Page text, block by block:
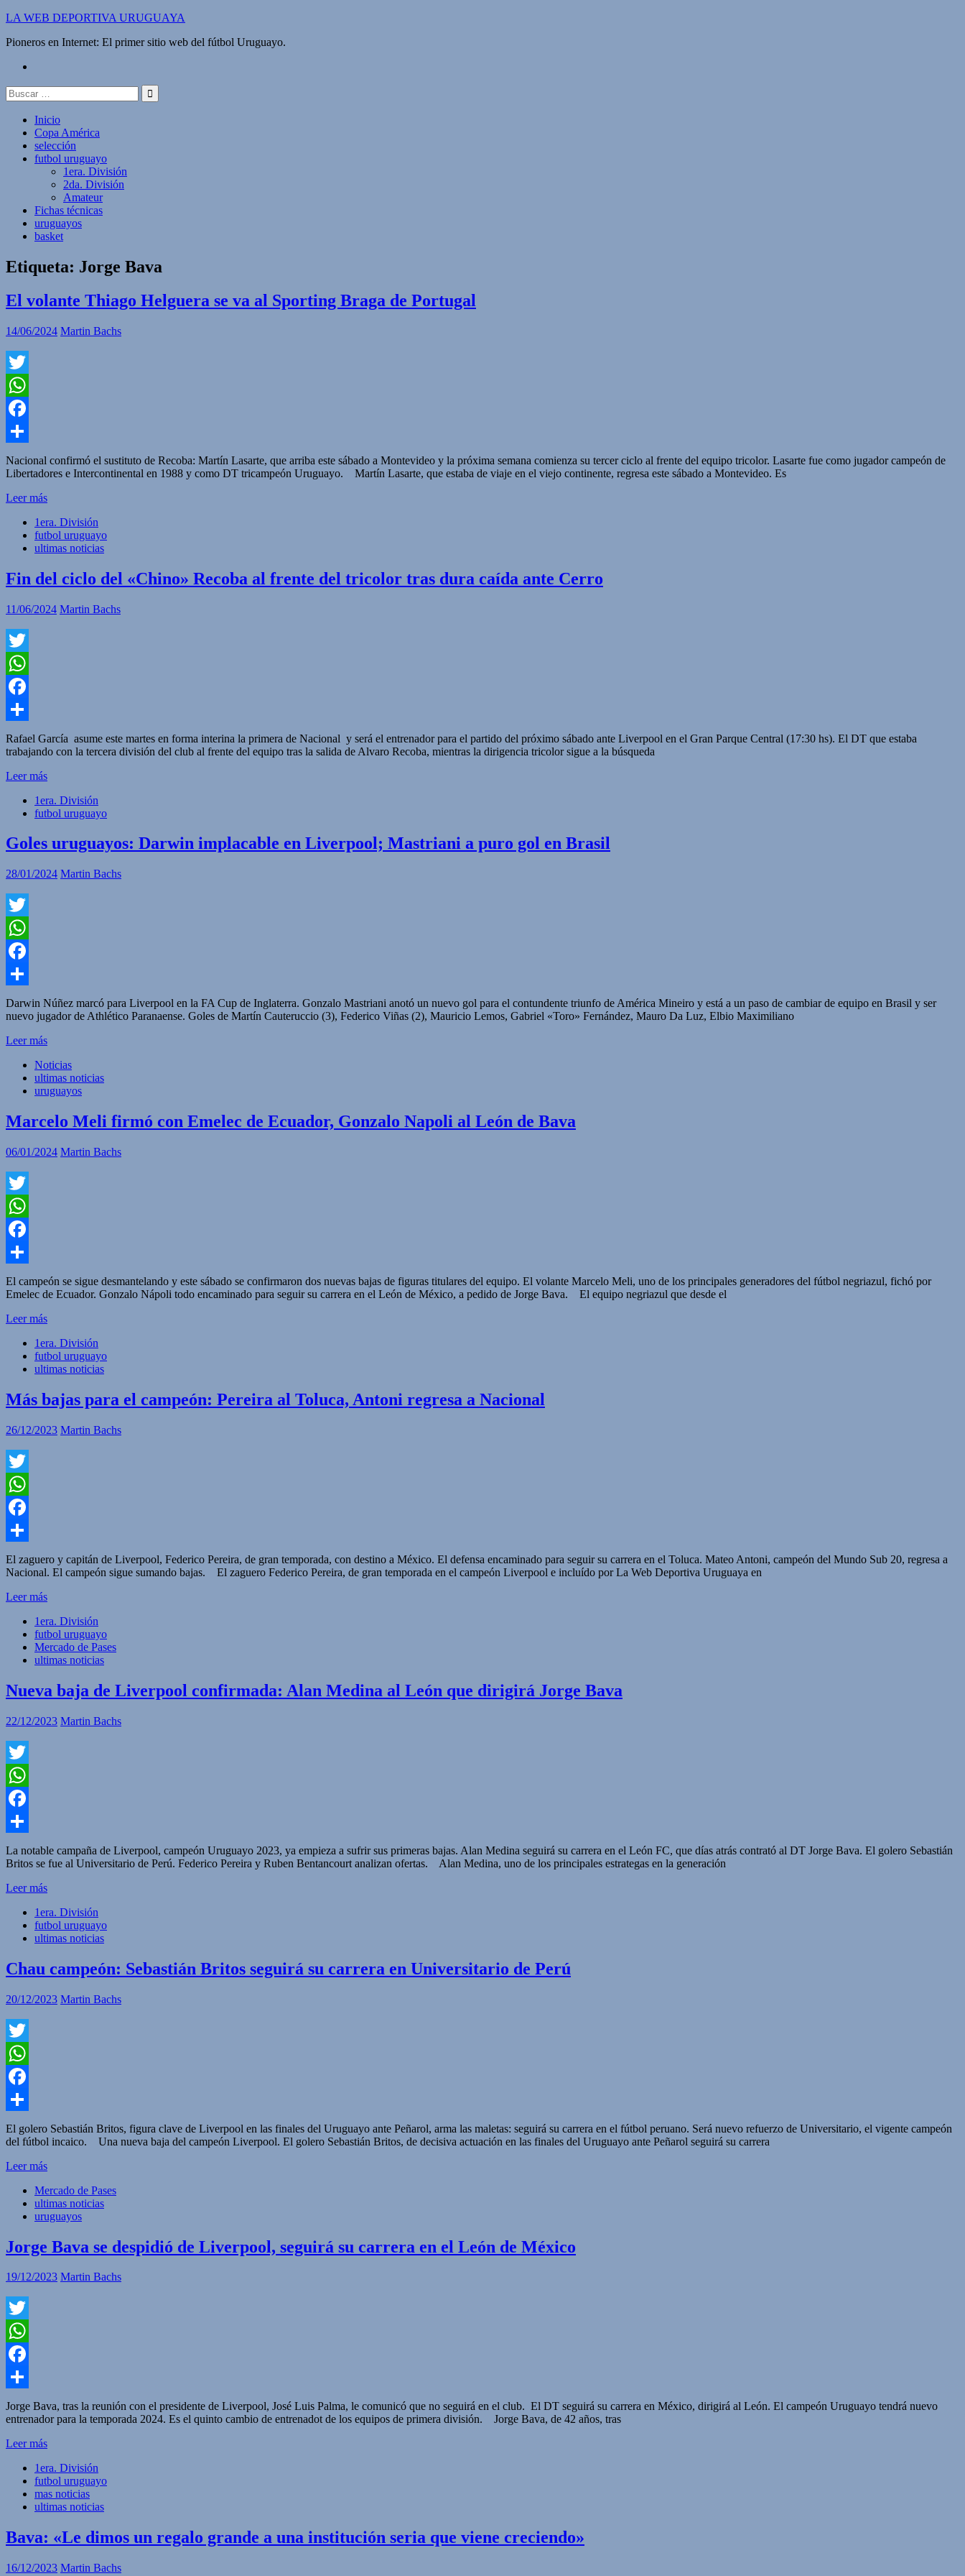
Saltar
contenido
LA WEB DEPORTIVA URUGUAYA
Pioneros en Internet: El primer sitio web del fútbol Uruguayo.
Buscar:
Inicio
Copa América
selección
futbol uruguayo
1era. División
2da. División
Amateur
Fichas técnicas
uruguayos
basket
Etiqueta: Jorge Bava
El volante Thiago Helguera se va al Sporting Braga de Portugal
14/06/2024 Martin Bachs
Twitter
WhatsApp
Facebook
Compartir
Nacional confirmó el sustituto de Recoba: Martín Lasarte, que arriba este sábado a Montevideo y la próxima semana comienza su tercer ciclo al frente del equipo tricolor. Lasarte fue como jugador campeón de
Libertadores e Intercontinental en 1988 y como DT tricampeón Uruguayo. Martín Lasarte, que estaba de viaje en el viejo continente, regresa este sábado a Montevideo. Es
Leer más
1era. División
futbol uruguayo
ultimas noticias
Fin del ciclo del «Chino» Recoba al frente del tricolor tras dura caída ante Cerro
11/06/2024 Martin Bachs
Twitter
WhatsApp
Facebook
Compartir
Rafael García asume este martes en forma interina la primera de Nacional y será el entrenador para el partido del próximo sábado ante Liverpool en el Gran Parque Central (17:30 hs). El DT que estaba
trabajando con la tercera división del club al frente del equipo tras la salida de Alvaro Recoba, mientras la dirigencia tricolor sigue a la búsqueda
Leer más
1era. División
futbol uruguayo
Goles uruguayos: Darwin implacable en Liverpool; Mastriani a puro gol en Brasil
28/01/2024 Martin Bachs
Twitter
WhatsApp
Facebook
Compartir
Darwin Núñez marcó para Liverpool en la FA Cup de Inglaterra. Gonzalo Mastriani anotó un nuevo gol para el contundente triunfo de América Mineiro y está a un paso de cambiar de equipo en Brasil y ser
nuevo jugador de Athlético Paranaense. Goles de Martín Cauteruccio (3), Federico Viñas (2), Mauricio Lemos, Gabriel «Toro» Fernández, Mauro Da Luz, Elbio Maximiliano
Leer más
Noticias
ultimas noticias
uruguayos
Marcelo Meli firmó con Emelec de Ecuador, Gonzalo Napoli al León de Bava
06/01/2024 Martin Bachs
Twitter
WhatsApp
Facebook
Compartir
El campeón se sigue desmantelando y este sábado se confirmaron dos nuevas bajas de figuras titulares del equipo. El volante Marcelo Meli, uno de los principales generadores del fútbol negriazul, fichó por
Emelec de Ecuador. Gonzalo Nápoli todo encaminado para seguir su carrera en el León de México, a pedido de Jorge Bava. El equipo negriazul que desde el
Leer más
1era. División
futbol uruguayo
ultimas noticias
Más bajas para el campeón: Pereira al Toluca, Antoni regresa a Nacional
26/12/2023 Martin Bachs
Twitter
WhatsApp
Facebook
Compartir
El zaguero y capitán de Liverpool, Federico Pereira, de gran temporada, con destino a México. El defensa encaminado para seguir su carrera en el Toluca. Mateo Antoni, campeón del Mundo Sub 20, regresa a
Nacional. El campeón sigue sumando bajas. El zaguero Federico Pereira, de gran temporada en el campeón Liverpool e incluído por La Web Deportiva Uruguaya en
Leer más
1era. División
futbol uruguayo
Mercado de Pases
ultimas noticias
Nueva baja de Liverpool confirmada: Alan Medina al León que dirigirá Jorge Bava
22/12/2023 Martin Bachs
Twitter
WhatsApp
Facebook
Compartir
La notable campaña de Liverpool, campeón Uruguayo 2023, ya empieza a sufrir sus primeras bajas. Alan Medina seguirá su carrera en el León FC, que días atrás contrató al DT Jorge Bava. El golero Sebastián
Britos se fue al Universitario de Perú. Federico Pereira y Ruben Bentancourt analizan ofertas. Alan Medina, uno de los principales estrategas en la generación
Leer más
1era. División
futbol uruguayo
ultimas noticias
Chau campeón: Sebastián Britos seguirá su carrera en Universitario de Perú
20/12/2023 Martin Bachs
Twitter
WhatsApp
Facebook
Compartir
El golero Sebastián Britos, figura clave de Liverpool en las finales del Uruguayo ante Peñarol, arma las maletas: seguirá su carrera en el fútbol peruano. Será nuevo refuerzo de Universitario, el vigente campeón
del fútbol incaico. Una nueva baja del campeón Liverpool. El golero Sebastián Britos, de decisiva actuación en las finales del Uruguayo ante Peñarol seguirá su carrera
Leer más
Mercado de Pases
ultimas noticias
uruguayos
Jorge Bava se despidió de Liverpool, seguirá su carrera en el León de México
19/12/2023 Martin Bachs
Twitter
WhatsApp
Facebook
Compartir
Jorge Bava, tras la reunión con el presidente de Liverpool, José Luis Palma, le comunicó que no seguirá en el club. El DT seguirá su carrera en México, dirigirá al León. El campeón Uruguayo tendrá nuevo
entrenador para la temporada 2024. Es el quinto cambio de entrenadot de los equipos de primera división. Jorge Bava, de 42 años, tras
Leer más
1era. División
futbol uruguayo
mas noticias
ultimas noticias
Bava: «Le dimos un regalo grande a una institución seria que viene creciendo»
16/12/2023 Martin Bachs